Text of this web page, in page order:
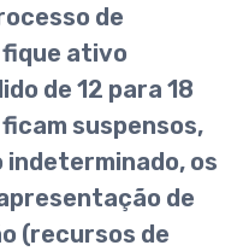
de
fique ativo
de 12 para 18
suspensos,
os
de
(recursos de